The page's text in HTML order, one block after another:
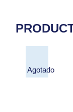
Agotado